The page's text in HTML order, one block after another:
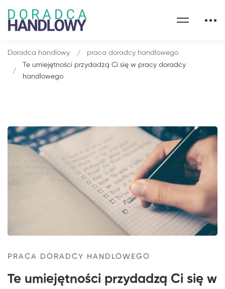
Doradca handlowy
praca doradcy handlowego
Te umiejętności przydadzą Ci się w pracy doradcy
handlowego
PRACA DORADCY HANDLOWEGO
Te umiejętności przydadzą Ci się w